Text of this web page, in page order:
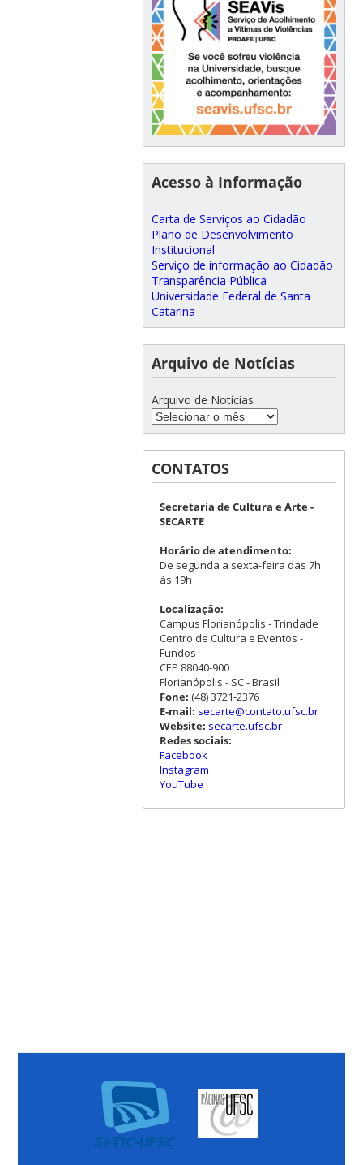
Acesso à Informação
Carta de Serviços ao Cidadão
Plano de Desenvolvimento
Institucional
Serviço de informação ao Cidadão
Transparência Pública
Universidade Federal de Santa
Catarina
Arquivo de Notícias
Arquivo de Notícias
CONTATOS
Secretaria de Cultura e Arte -
SECARTE
Horário de atendimento:
De segunda a sexta-feira das 7h
às 19h
Localização:
Campus Florianópolis - Trindade
Centro de Cultura e Eventos -
Fundos
CEP 88040-900
Florianópolis - SC - Brasil
Fone: (48) 3721-2376
E-mail: secarte@contato.ufsc.br
Website: secarte.ufsc.br
Redes sociais:
Facebook
Instagram
YouTube